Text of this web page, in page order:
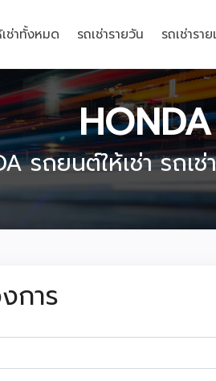
ช่าทั้งหมด รถเช่ารายวัน รถเช่ารา
HONDA
รถยนต์ให้เช่า รถเ
การ